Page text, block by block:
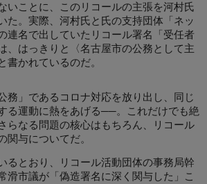
いことに、このリコールの主張を河村氏
た。実際、河村氏と氏の支持団体「ネッ
連名で出していたリコール署名「受任者
、はっきりと〈名古屋市の公務として主
書かれているのだ。
務」であるコロナ対応を放り出し、同じ
る運動に熱をあげる──。これだけでも絶
らなる問題の核心はもちろん、リコール
関与についてだ。
るとおり、リコール活動団体の事務局幹
滑市議が「偽造署名に深く関与した」こ